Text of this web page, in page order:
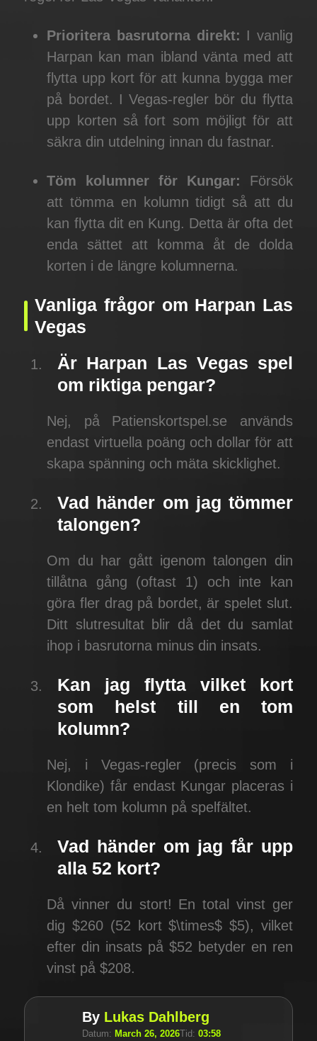
Prioritera basrutorna direkt: I vanlig
Harpan kan man ibland vänta med att
flytta upp kort för att kunna bygga mer
på bordet. I Vegas-regler bör du flytta
upp korten så fort som möjligt för att
säkra din utdelning innan du fastnar.
Töm kolumner för Kungar: Försök
att tömma en kolumn tidigt så att du
kan flytta dit en Kung. Detta är ofta det
enda sättet att komma åt de dolda
korten i de längre kolumnerna.
Vanliga frågor om Harpan Las
Vegas
Är Harpan Las Vegas spel
om riktiga pengar?
Nej, på Patienskortspel.se används
endast virtuella poäng och dollar för att
skapa spänning och mäta skicklighet.
Vad händer om jag tömmer
talongen?
Om du har gått igenom talongen din
tillåtna gång (oftast 1) och inte kan
göra fler drag på bordet, är spelet slut.
Ditt slutresultat blir då det du samlat
ihop i basrutorna minus din insats.
Kan jag flytta vilket kort
som helst till en tom
kolumn?
Nej, i Vegas-regler (precis som i
Klondike) får endast Kungar placeras i
en helt tom kolumn på spelfältet.
Vad händer om jag får upp
alla 52 kort?
Då vinner du stort! En total vinst ger
dig $260 (52 kort $\times$ $5), vilket
efter din insats på $52 betyder en ren
vinst på $208.
By Lukas Dahlberg
Datum: March 26, 2026Tid:03:58